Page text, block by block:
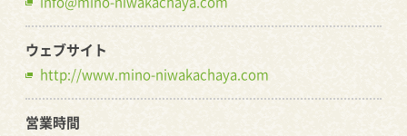
ウェブサイト
http://www.mino-niwakachaya.com
営業時間